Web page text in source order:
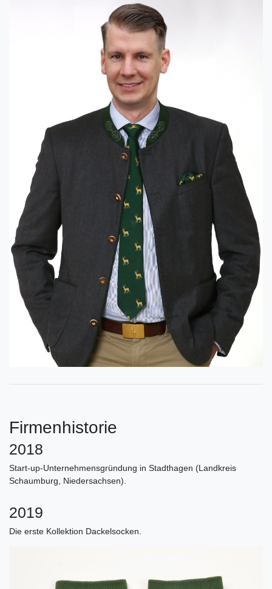
Firmenhistorie
2018
Start-up-Unternehmensgründung in Stadthagen (Landkreis
Schaumburg, Niedersachsen).
2019
Die erste Kollektion Dackelsocken.